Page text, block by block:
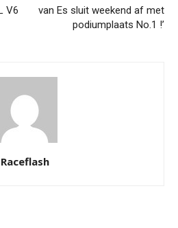
V6
van Es sluit weekend af met
podiumplaats No.1 !’
Raceflash